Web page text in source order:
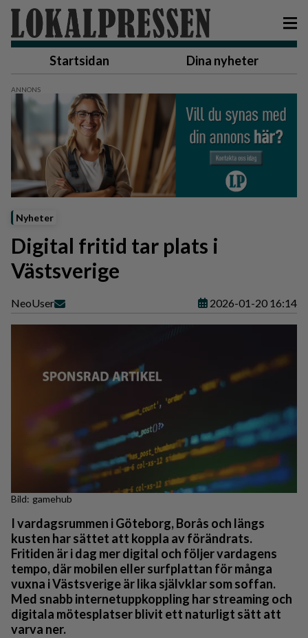
Startsidan Dina nyheter
Nyheter
Digital fritid tar plats i
Västsverige
NeoUser 2026-01-20 16:14
gamehub
I vardagsrummen i Göteborg, Borås och längs
kusten har sättet att koppla av förändrats.
Fritiden är i dag mer digital och följer vardagens
tempo, där mobilen eller surfplattan för många
vuxna i Västsverige är lika självklar som soffan.
Med snabb internetuppkoppling har streaming och
digitala mötesplatser blivit ett naturligt sätt att
varva ner.